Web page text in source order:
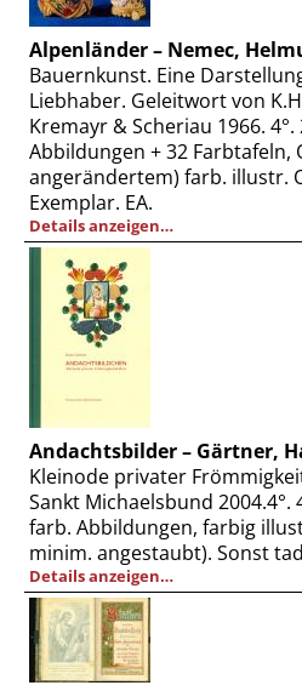
Widerrufsbelehrung
Datenschutz
Impressum
Alpenländer – Nemec,
Bauernkunst. Eine
Liebhaber. Geleitwort von
Kremayr & Scheriau 1966. 4°.
Abbildungen + 32 Farbtafeln,
angerändertem) farb. illustr.
Exemplar. EA.
Details anzeigen…
Andachtsbilder – Gärtner,
Kleinode privater
Sankt Michaelsbund 2004.4°.
farb. Abbildungen, farbig
minim. angestaubt). Sonst
Details anzeigen…